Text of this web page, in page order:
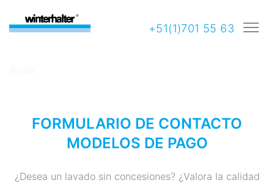
+51(1)701 55 63
FORMULARIO DE CONTACTO
MODELOS DE PAGO
¿Desea un lavado sin concesiones? ¿Valora la calidad